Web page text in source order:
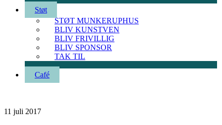
Støt
STØT MUNKERUPHUS
BLIV KUNSTVEN
BLIV FRIVILLIG
BLIV SPONSOR
TAK TIL
Café
11 juli 2017